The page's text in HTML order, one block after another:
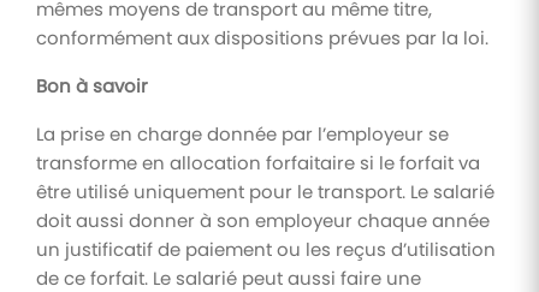
mêmes moyens de transport au même titre,
conformément aux dispositions prévues par la loi.
Bon à savoir
La prise en charge donnée par l’employeur se
transforme en allocation forfaitaire si le forfait va
être utilisé uniquement pour le transport. Le salarié
doit aussi donner à son employeur chaque année
un justificatif de paiement ou les reçus d’utilisation
de ce forfait. Le salarié peut aussi faire une